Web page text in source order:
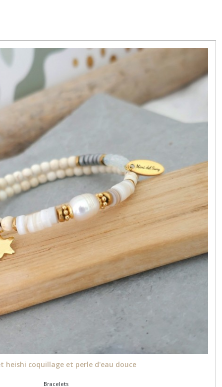
heishi coquillage et perle d'eau douce
Bracelets